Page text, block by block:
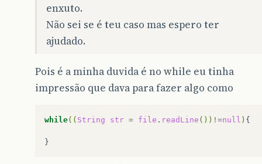
enxuto.
Não sei se é teu caso mas espero ter
ajudado.
Pois é a minha duvida é no while eu tinha
impressão que dava para fazer algo como
while(( String str = file . readLine ()) !=null ) {